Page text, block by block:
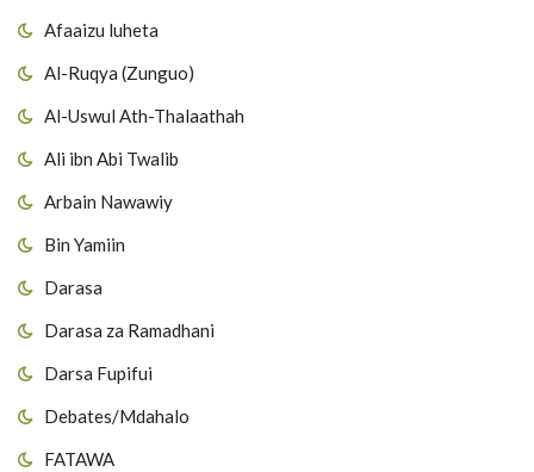
Afaaizu luheta
Al-Ruqya (Zunguo)
Al-Uswul Ath-Thalaathah
Ali ibn Abi Twalib
Arbain Nawawiy
Bin Yamiin
Darasa
Darasa za Ramadhani
Darsa Fupifui
Debates/Mdahalo
FATAWA